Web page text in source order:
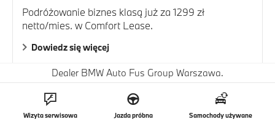
Podróżowanie biznes klasą już za 1299 zł
netto/mies. w Comfort Lease.
Dowiedz się więcej
Dealer BMW Auto Fus Group Warszawa.
Wizyta serwisowa Jazda próbna Samochody używane